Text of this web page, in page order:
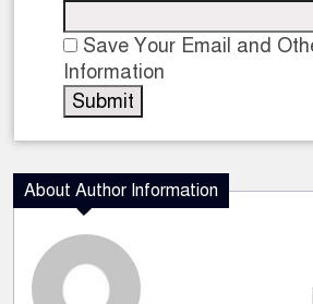
Save Your Email and
Information
About Author Information